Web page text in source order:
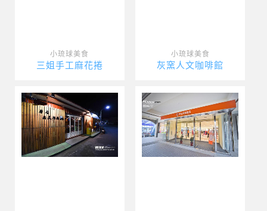
小琉球美食
三姐手工麻花捲
小琉球美食
灰窯人文咖啡館